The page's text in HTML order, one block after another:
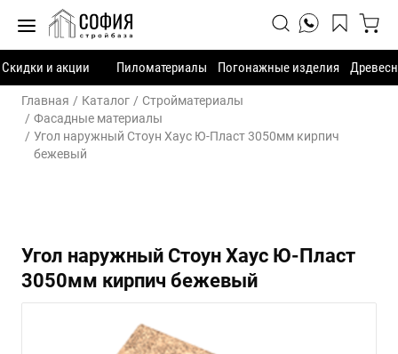
Скидки и акции Пиломатериалы Погонажные изделия
Главная Каталог
Стройматериалы
Фасадные материалы
Угол наружный Стоун Хаус Ю-Пласт 3050мм кирпич
бежевый
Угол наружный Стоун Хаус Ю-Пласт
3050мм кирпич бежевый